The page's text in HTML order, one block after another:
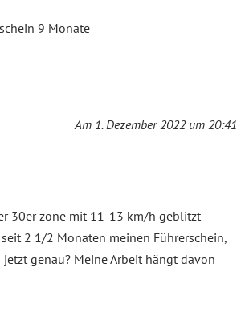
9 Monate
Am 1. Dezember 2022 um 20:41
30er zone mit 11-13 km/h geblitzt
2 1/2 Monaten meinen Führerschein,
genau? Meine Arbeit hängt davon